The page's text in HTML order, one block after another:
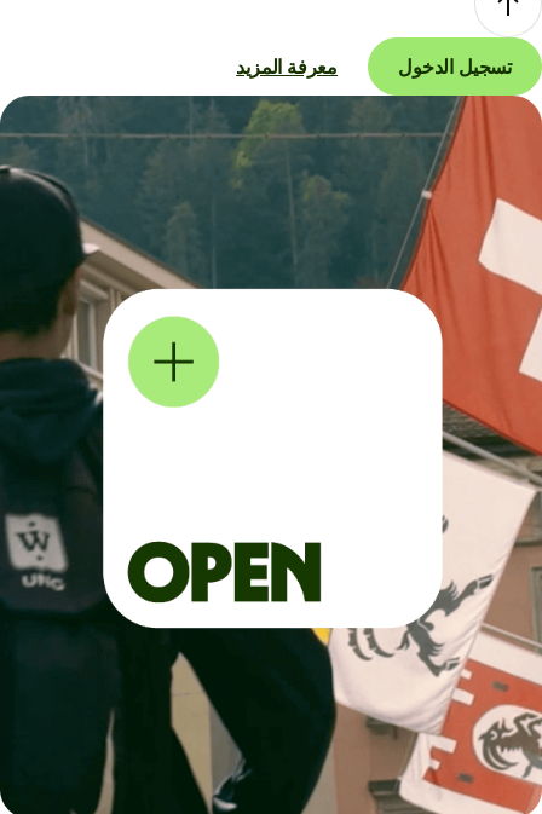
تسجيل الدخول معرفة المزيد